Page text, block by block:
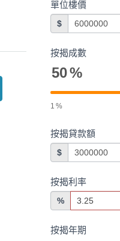
單位樓價
$
按揭成數
50%
1 %
按揭貸款額
$
按揭利率
%
按揭年期